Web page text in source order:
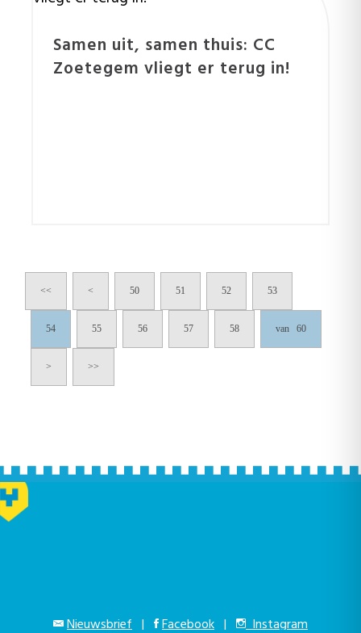
Samen uit, samen thuis: CC
Zoetegem vliegt er terug in!
<< < 50 51 52 53
54 55 56 57 58 van 60
> >>
Nieuwsbrief | Facebook | Instagram